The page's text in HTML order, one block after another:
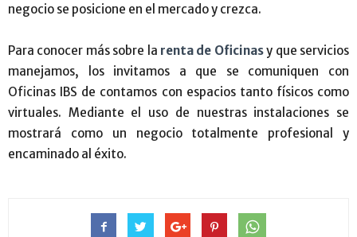
negocio se posicione en el mercado y crezca.
Para conocer más sobre la renta de Oficinasy que servicios
manejamos, los invitamos a que se comuniquen con
Oficinas IBS de contamos con espacios tanto físicos como
virtuales. Mediante el uso de nuestras instalaciones se
mostrará como un negocio totalmente profesional y
encaminado al éxito.